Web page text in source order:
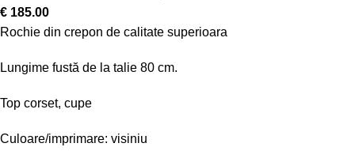
€ 185.00
Rochie din crepon de calitate superioara
Lungime fustă de la talie 80 cm.
Top corset, cupe
Culoare/imprimare: visiniu